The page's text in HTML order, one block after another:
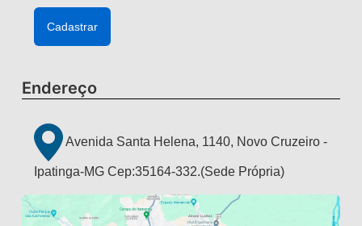
Endereço
Avenida Santa Helena, 1140, Novo Cruzeiro -
Ipatinga-MG Cep:35164-332.(Sede Própria)